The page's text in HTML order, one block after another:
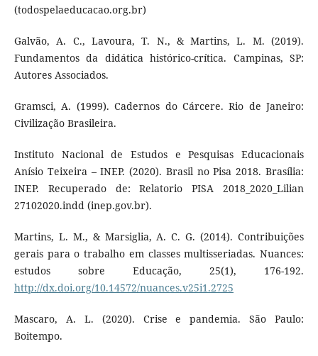
(todospelaeducacao.org.br)
Galvão, A. C., Lavoura, T. N., & Martins, L. M. (2019).
Fundamentos da didática histórico-crítica. Campinas, SP:
Autores Associados.
Gramsci, A. (1999). Cadernos do Cárcere. Rio de Janeiro:
Civilização Brasileira.
Instituto Nacional de Estudos e Pesquisas Educacionais
Anísio Teixeira – INEP. (2020). Brasil no Pisa 2018. Brasília:
INEP. Recuperado de: Relatorio PISA 2018_2020_Lilian
27102020.indd (inep.gov.br).
Martins, L. M., & Marsiglia, A. C. G. (2014). Contribuições
gerais para o trabalho em classes multisseriadas. Nuances:
estudos sobre Educação, 25(1), 176-192.
http://dx.doi.org/10.14572/nuances.v25i1.2725
Mascaro, A. L. (2020). Crise e pandemia. São Paulo:
Boitempo.